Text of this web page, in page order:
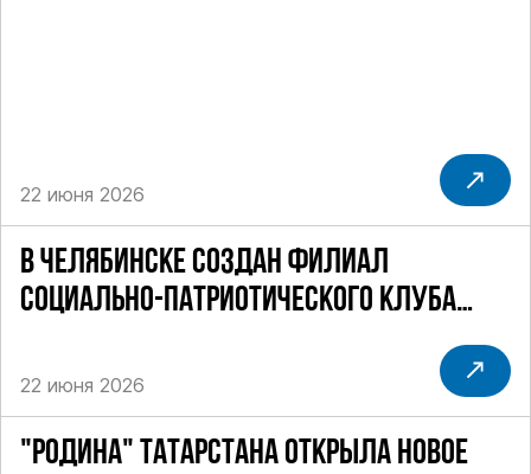
22 июня 2026
В ЧЕЛЯБИНСКЕ СОЗДАН ФИЛИАЛ
СОЦИАЛЬНО-ПАТРИОТИЧЕСКОГО КЛУБА
22 июня 2026
"РОДИНА" ТАТАРСТАНА ОТКРЫЛА НОВОЕ